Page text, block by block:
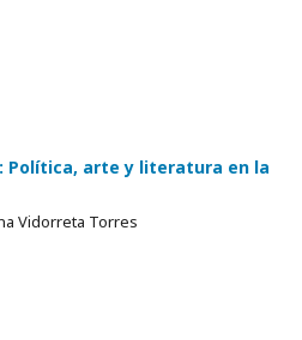
Política, arte y literatura en la
Vidorreta Torres